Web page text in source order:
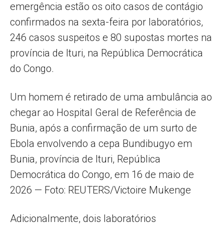
emergência estão os oito casos de contágio
confirmados na sexta-feira por laboratórios,
246 casos suspeitos e 80 supostas mortes na
província de Ituri, na República Democrática
do Congo.
Um homem é retirado de uma ambulância ao
chegar ao Hospital Geral de Referência de
Bunia, após a confirmação de um surto de
Ebola envolvendo a cepa Bundibugyo em
Bunia, província de Ituri, República
Democrática do Congo, em 16 de maio de
2026 — Foto: REUTERS/Victoire Mukenge
Adicionalmente, dois laboratórios